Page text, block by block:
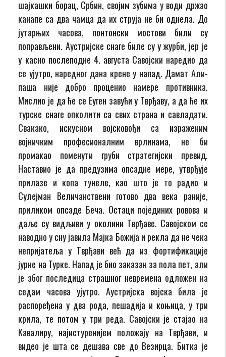
шајкашки борац, Србин, својим зубима у води држао
канапе са два чамца да их струја не би однела. До
јутарњих часова, понтонски мостови били су
поправљени. Аустријске снаге биле су у журби, јер је
у касно послеподне 4. августа Савојски наредио да
се ујутро, наредног дана крене у напад. Дамат Али-
паша није добро проценио намере противника.
Мислио је да ће се Еуген завући у Тврђаву, а да ће их
турске снаге опколити са свих страна и савладати.
Свакако, искусном војсковођи са израженим
војничким професионалним врлинама, не би
промакао поменути груби стратегијски превид.
Наставио је да предузима опсадне мере, утврђује
прилазе и копа тунеле, као што је то радио и
Сулејман Величанствени готово два века раније,
приликом опсаде Беча. Остаци појединих ровова и
даље су видљиви у околини Тврђаве. Савојском се
наводно у сну јавила Мајка Божија и рекла да не чека
непријатеља у Тврђави већ да из фортификације
јурне на Турке. Напад је био заказан за пола пет, али
је због последица страшног невремена одложен на
седам часова ујутро. Аустријска војска била је
распоређена у два рода, пешадија и коњица, у три
крила, те потом у три реда. Савојски је стајао на
Кавалиру, најистуренијем положају на Тврђави, и
видео је шта се дешава све до Везирца. Битка је